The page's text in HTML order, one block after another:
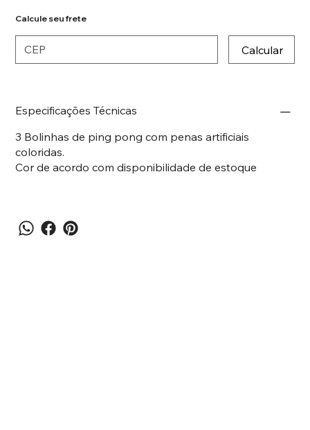
Calcule seu frete
Calcular
Especificações Técnicas
3 Bolinhas de ping pong com penas artificiais
coloridas.
Cor de acordo com disponibilidade de estoque